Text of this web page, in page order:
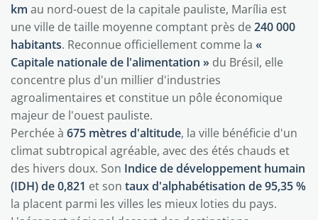
km au nord-ouest de la capitale pauliste, Marília est
une ville de taille moyenne comptant près de240 000
habitants. Reconnue officiellement comme la «
Capitale nationale de l'alimentation » du Brésil, elle
concentre plus d'un millier d'industries
agroalimentaires et constitue un pôle économique
majeur de l'ouest pauliste.
Perchée à 675 mètres d'altitude, la ville bénéficie d'un
climat subtropical agréable, avec des étés chauds et
des hivers doux. Son Indice de développement humain
(IDH) de 0,821 et son taux d'alphabétisation de 95,35 %
la placent parmi les villes les mieux loties du pays.